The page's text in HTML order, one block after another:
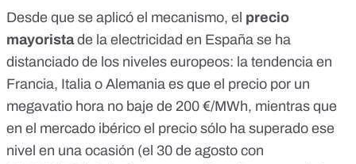
Desde que se aplicó el mecanismo, el precio
mayoristade la electricidad en España se ha
distanciado de los niveles europeos: la tendencia en
Francia, Italia o Alemania es que el precio por un
megavatio hora no baje de 200 €/MWh, mientras que
en el mercado ibérico el precio sólo ha superado ese
nivel en una ocasión (el 30 de agosto con